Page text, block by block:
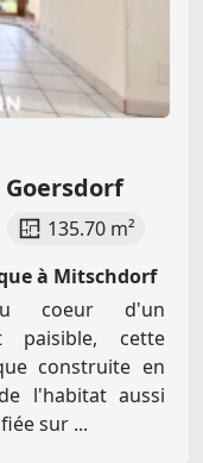
Goersdorf
135.70 m²
à Mitschdorf
coeur d'un
paisible, cette
construite en
l'habitat aussi
sur ...